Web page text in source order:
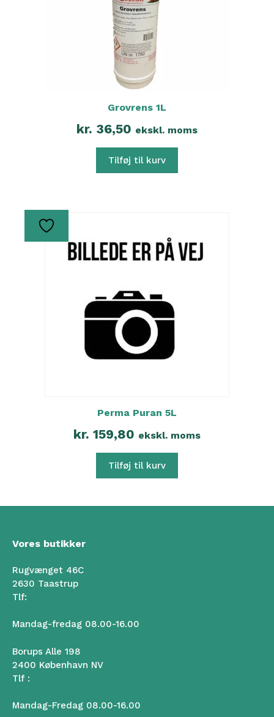
Grovrens 1L
kr. 36,50 ekskl. moms
Tilføj til kurv
Perma Puran 5L
kr. 159,80 ekskl. moms
Tilføj til kurv
Vores butikker
Rugvænget 46C
2630 Taastrup
Tlf:
Mandag-fredag 08.00-16.00
Borups Alle 198
2400 København NV
Tlf :
Mandag-Fredag 08.00-16.00